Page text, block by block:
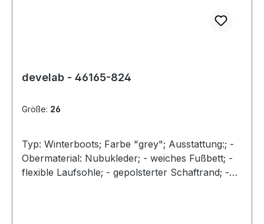
develab - 46165-824
Größe: 26
Typ: Winterboots; Farbe "grey"; Ausstattung:; -
Obermaterial: Nubukleder; - weiches Fußbett; -
flexible Laufsohle; - gepolsterter Schaftrand; -